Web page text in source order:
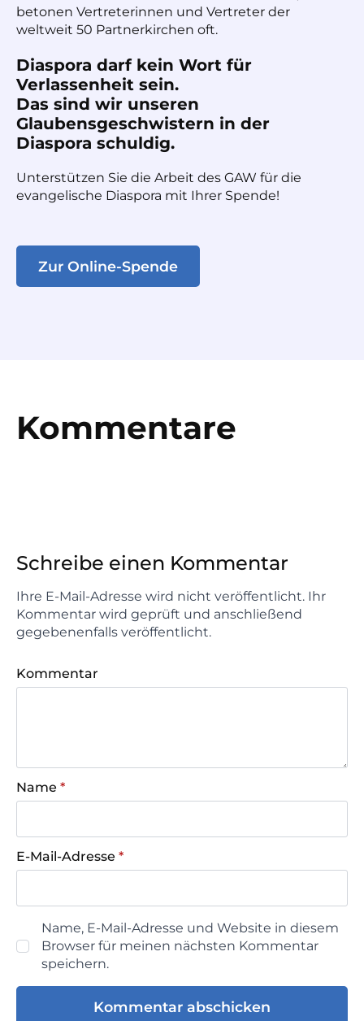
betonen Vertreterinnen und Vertreter der
weltweit 50 Partnerkirchen oft.
Diaspora darf kein Wort für
Verlassenheit sein.
Das sind wir unseren
Glaubensgeschwistern in der
Diaspora schuldig.
Unterstützen Sie die Arbeit des GAW für die
evangelische Diaspora mit Ihrer Spende!
Zur Online-Spende
Kommentare
Schreibe einen Kommentar
Ihre E-Mail-Adresse wird nicht veröffentlicht. Ihr
Kommentar wird geprüft und anschließend
gegebenenfalls veröffentlicht.
Kommentar
Name *
E-Mail-Adresse *
Name, E-Mail-Adresse und Website in diesem
Browser für meinen nächsten Kommentar
speichern.